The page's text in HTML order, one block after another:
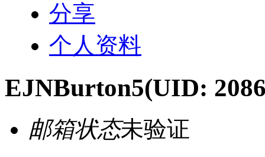
分享
个人资料
EJNBurton5(UID:
邮箱状态未验证